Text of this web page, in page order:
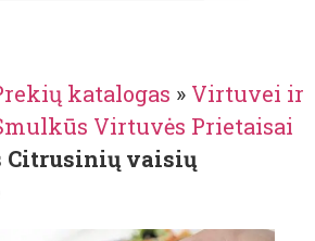
katalogas » Virtuvei ir
Virtuvės Prietaisai
Citrusinių vaisių